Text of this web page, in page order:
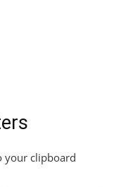
your clipboard